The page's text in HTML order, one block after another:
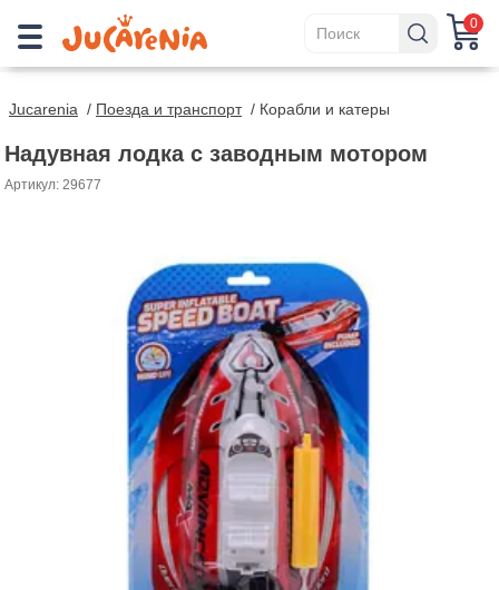
0
Jucarenia / Поезда и транспорт/ Корабли и катеры
Надувная лодка с заводным мотором
Артикул: 29677